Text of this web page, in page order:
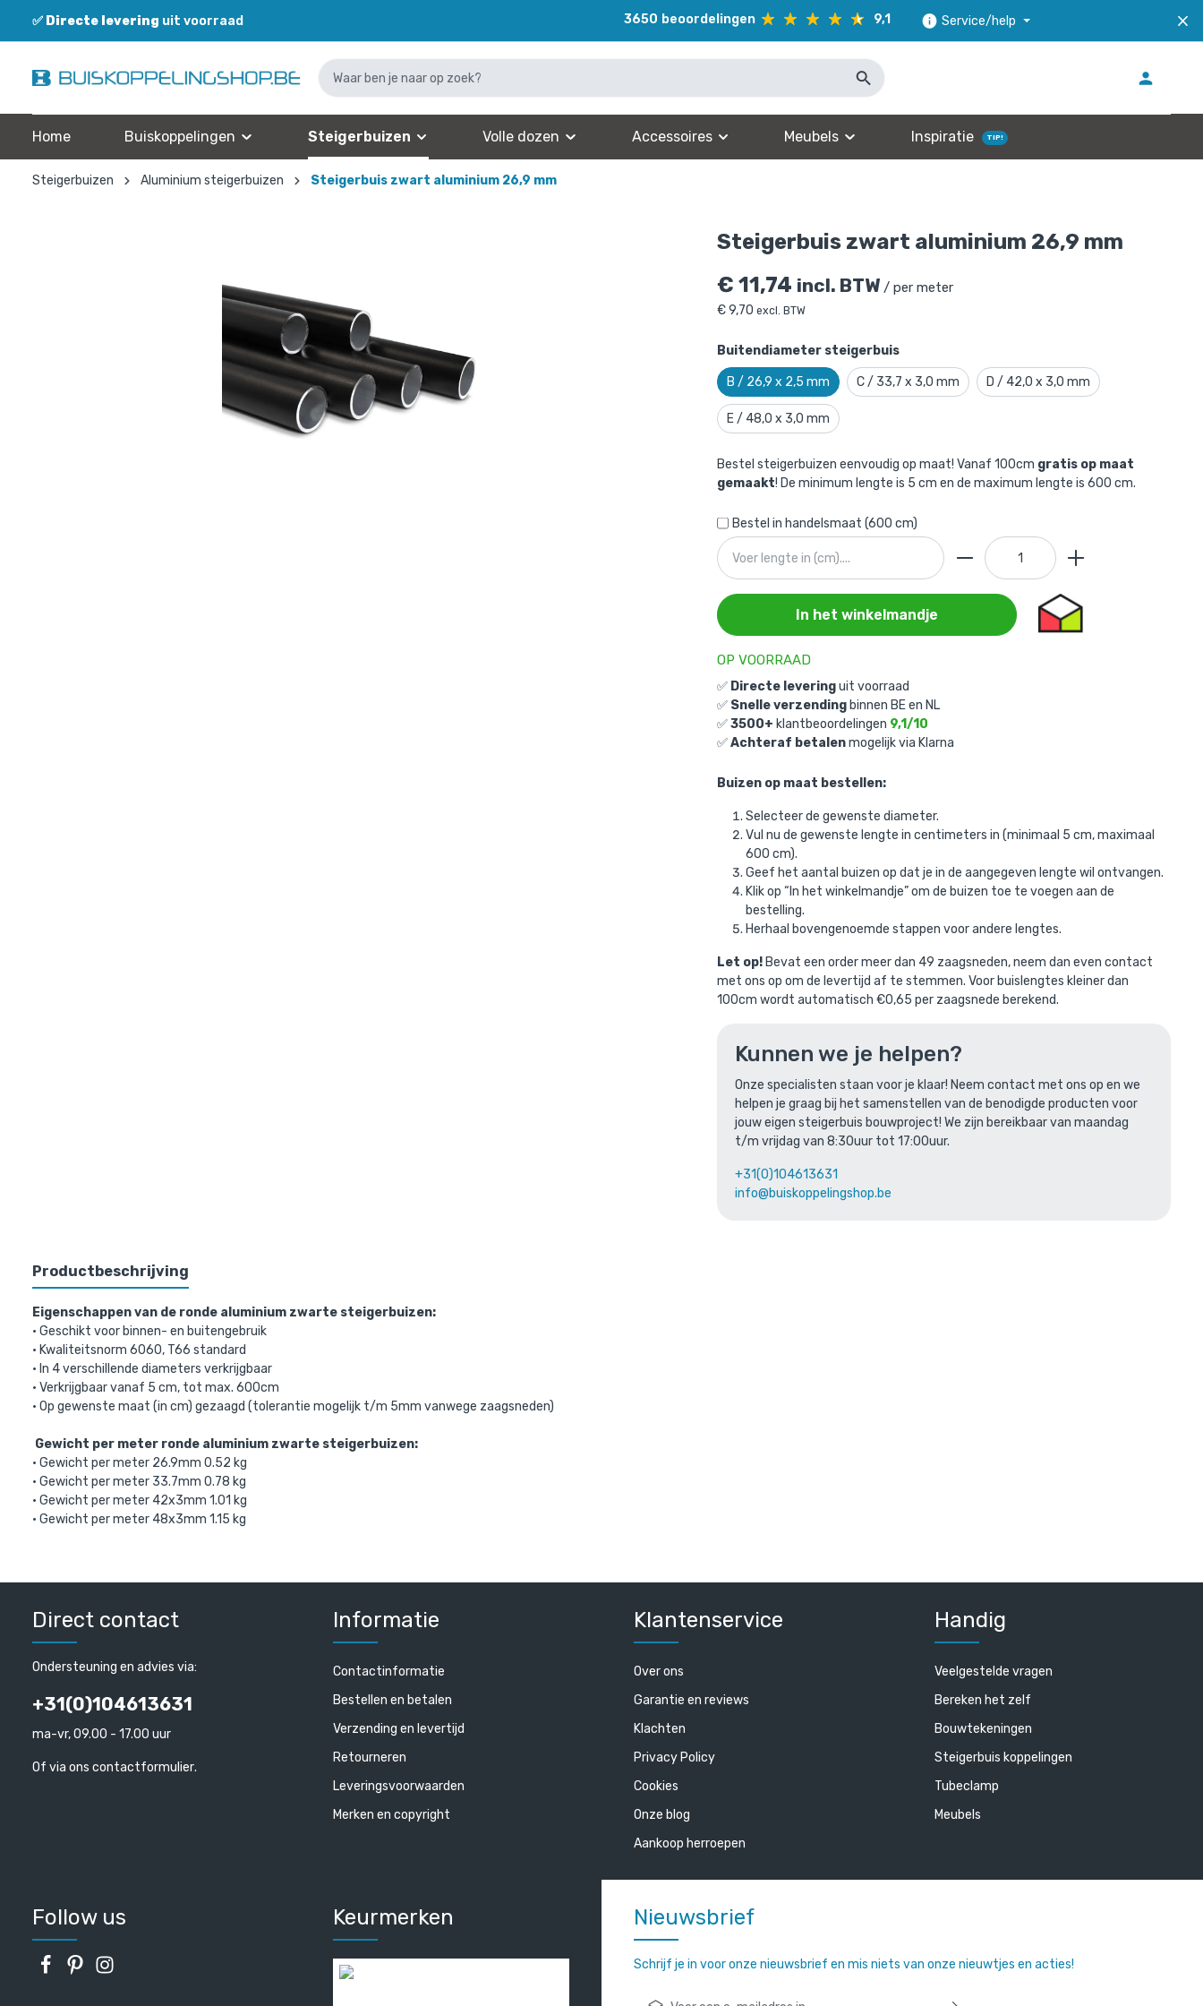
✅ Directe levering uit voorraad 3650 beoordelingen 9,1 Service/help
Home Buiskoppelingen Steigerbuizen Volle dozen Accessoires Meubels Inspiratie TIP!
Steigerbuizen Aluminium steigerbuizen Steigerbuis zwart aluminium 26,9 mm
Steigerbuis zwart aluminium 26,9 mm
€11,74 incl. BTW/ per meter
€9,70 excl. BTW
Buitendiameter steigerbuis
B / 26,9 x 2,5 mm C / 33,7 x 3,0 mm D / 42,0 x 3,0 mm
E / 48,0 x 3,0 mm
Bestel steigerbuizen eenvoudig op maat! Vanaf 100cm gratis op maat
gemaakt! De minimum lengte is 5 cm en de maximum lengte is 600 cm.
Bestel in handelsmaat (600 cm)
In het winkelmandje
OP VOORRAAD
✅ Directe leveringuit voorraad
✅ Snelle verzending binnen BE en NL
✅3500+ klantbeoordelingen 9,1/10
✅Achteraf betalenmogelijk via Klarna
Buizen op maat bestellen:
Selecteer de gewenste diameter.
Vul nu de gewenste lengte in centimeters in (minimaal 5 cm, maximaal
600 cm).
Geef het aantal buizen op dat je in de aangegeven lengte wil ontvangen.
Klik op “In het winkelmandje” om de buizen toe te voegen aan de
bestelling.
Herhaal bovengenoemde stappen voor andere lengtes.
Let op! Bevat een order meer dan 49 zaagsneden, neem dan even contact
met ons op om de levertijd af te stemmen. Voor buislengtes kleiner dan
100cm wordt automatisch €0,65 per zaagsnede berekend.
Kunnen we je helpen?
Onze specialisten staan voor je klaar! Neem contact met ons op en we
helpen je graag bij het samenstellen van de benodigde producten voor
jouw eigen steigerbuis bouwproject! We zijn bereikbaar van maandag
t/m vrijdag van 8:30uur tot 17:00uur.
+31(0)104613631
info@buiskoppelingshop.be
Productbeschrijving
Eigenschappen van de ronde aluminium zwarte steigerbuizen:
• Geschikt voor binnen- en buitengebruik
• Kwaliteitsnorm 6060, T66 standard
• In 4 verschillende diameters verkrijgbaar
• Verkrijgbaar vanaf 5 cm, tot max. 600cm
• Op gewenste maat (in cm) gezaagd (tolerantie mogelijk t/m 5mm vanwege zaagsneden)
Gewicht per meter ronde aluminium zwarte steigerbuizen:
• Gewicht per meter 26.9mm 0.52 kg
• Gewicht per meter 33.7mm 0.78 kg
• Gewicht per meter 42x3mm 1.01 kg
• Gewicht per meter 48x3mm 1.15 kg
is toegevoegd aan je winkelmandje
vul de gewenste lengte in.
of verder winkelen
Nieuwsbrief
Schrijf je in voor onze nieuwsbrief en mis niets van onze nieuwtjes en acties!
E-mailadres*
Follow us Keurmerken
Direct contact
Ondersteuning en advies via:
+31(0)104613631
ma-vr, 09.00 - 17.00 uur
Of via ons contactformulier.
Informatie
Contactinformatie
Bestellen en betalen
Verzending en levertijd
Retourneren
Leveringsvoorwaarden
Merken en copyright
Klantenservice
Over ons
Garantie en reviews
Klachten
Privacy Policy
Cookies
Onze blog
Aankoop herroepen
Handig
Veelgestelde vragen
Bereken het zelf
Bouwtekeningen
Steigerbuis koppelingen
Tubeclamp
Meubels